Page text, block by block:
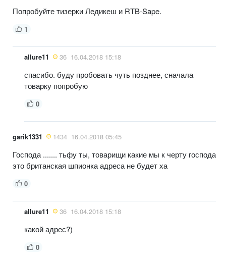
Попробуйте тизерки Ледикеш и RTB-Sape.
1
allure11 36 16.04.2018 15:18
спасибо. буду пробовать чуть позднее, сначала
товарку попробую
0
garik1331 1434 16.04.2018 05:45
Господа ....... тьфу ты, товарищи какие мы к черту господа
это британская шпионка адреса не будет ха
0
allure11 36 16.04.2018 15:18
какой адрес?)
0